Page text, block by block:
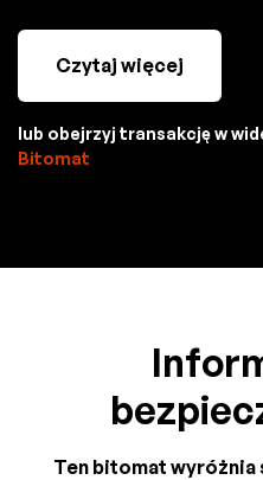
Czytaj więcej
lub obejrzyj transakcję w
Bitomat
Ten bitomat